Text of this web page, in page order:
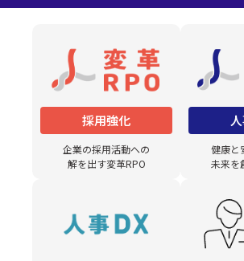
採用強化
企業の採用活動への
解を出す変革RPO
健康と
未来を
あって、たくさんの武器
の印象でした。もったい
ご自身ならこうできる、と
わけですね。
はい。もし、自分自身の力
のであればうまくいって
ューニングができるのでは
ないものをもったいなく